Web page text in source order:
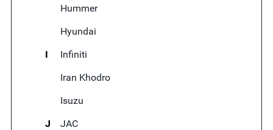
Hummer
Hyundai
I
Infiniti
Iran Khodro
Isuzu
J
JAC